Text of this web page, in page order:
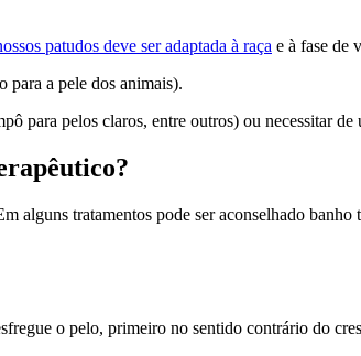
patudos deve ser adaptada à raça e à fase de
para a pele dos animais).
para pelos claros, entre outros) ou necessitar
alguns tratamentos pode ser aconselhado
o pelo, primeiro no sentido contrário do